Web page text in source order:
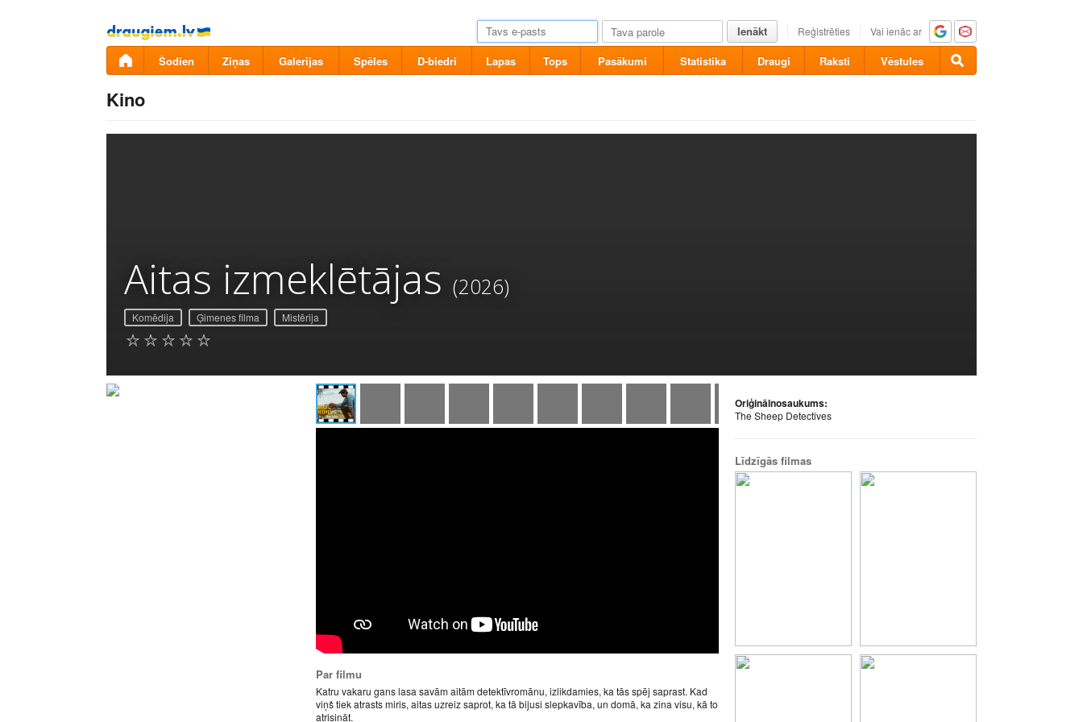
Pāriet
uz
saturu
Ienākt Reģistrēties Vai ienāc ar
Šodien Ziņas Galerijas Spēles D-biedri Lapas Tops Pasākumi Statistika Draugi Raksti Vēstules
Kino
Aitas izmeklētājas (2026)
Komēdija Ģimenes filma Mistērija
Par filmu
Katru vakaru gans lasa savām aitām detektīvromānu, izlikdamies, ka tās spēj saprast. Kad
viņš tiek atrasts miris, aitas uzreiz saprot, ka tā bijusi slepkavība, un domā, ka zina visu, kā to
atrisināt.
Oriģinālnosaukums:
The Sheep Detectives
Līdzīgās filmas